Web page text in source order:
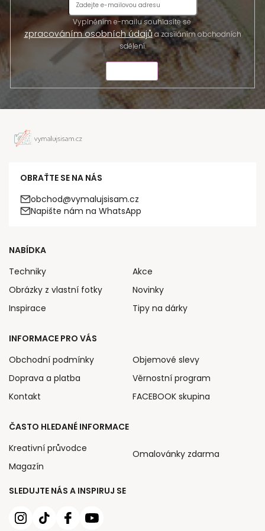
Vyplněním e-mailu souhlasíte se
zpracováním osobních údajůa zasíláním obchodních
sdělení.
OBRAŤTE SE NA NÁS
obchod@vymalujsisam.cz
Napište nám na WhatsApp
SLEDUJTE NÁS A INSPIRUJ SE
NABÍDKA
Techniky
Obrázky z vlastní fotky
Inspirace
Akce
Novinky
Tipy na dárky
INFORMACE PRO VÁS
Obchodní podmínky
Doprava a platba
Kontakt
Objemové slevy
Věrnostní program
FACEBOOK skupina
ČASTO HLEDANÉ INFORMACE
Kreativní průvodce
Magazín
Omalovánky zdarma